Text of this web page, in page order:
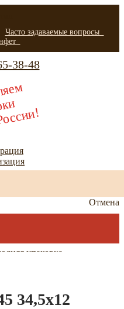
Часто задаваемые вопросы
38-48
Отмена
упаковка
34,5х12